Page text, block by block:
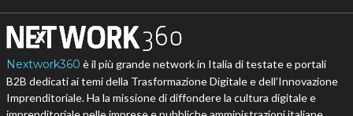
Nextwork360 è il più grande network in Italia di testate e portali
B2B dedicati ai temi della Trasformazione Digitale e dell’Innovazione
Imprenditoriale. Ha la missione di diffondere la cultura digitale e